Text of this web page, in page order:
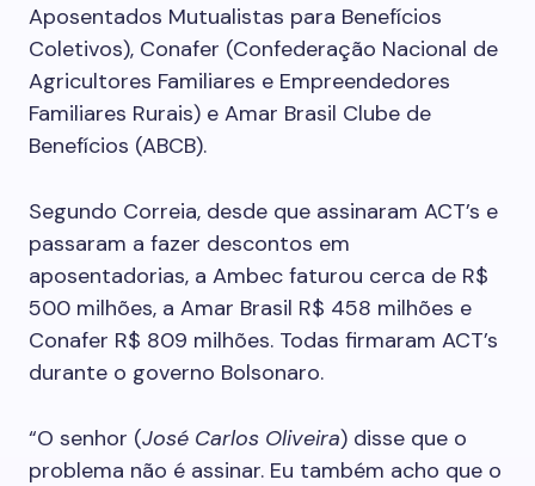
Aposentados Mutualistas para Benefícios
Coletivos), Conafer (Confederação Nacional de
Agricultores Familiares e Empreendedores
Familiares Rurais) e Amar Brasil Clube de
Benefícios (ABCB).
Segundo Correia, desde que assinaram ACT’s e
passaram a fazer descontos em
aposentadorias, a Ambec faturou cerca de R$
500 milhões, a Amar Brasil R$ 458 milhões e
Conafer R$ 809 milhões. Todas firmaram ACT’s
durante o governo Bolsonaro.
“O senhor (José Carlos Oliveira) disse que o
problema não é assinar. Eu também acho que o